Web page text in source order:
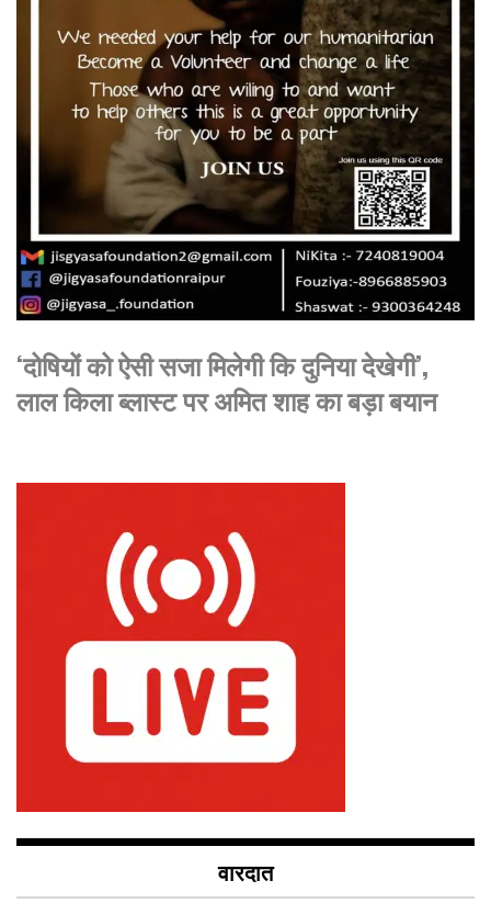
‘दोषियों को ऐसी सजा मिलेगी कि दुनिया देखेगी’,
लाल किला ब्लास्ट पर अमित शाह का बड़ा बयान
वारदात